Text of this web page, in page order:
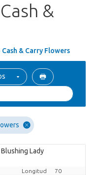
&
& Carry Flowers
Lady
Longitud
70